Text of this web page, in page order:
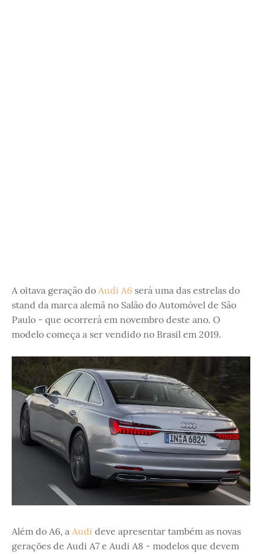
A oitava geração do Audi A6 será uma das estrelas do
stand da marca alemã no Salão do Automóvel de São
Paulo - que ocorrerá em novembro deste ano. O
modelo começa a ser vendido no Brasil em 2019.
Além do A6, a Audi deve apresentar também as novas
gerações de Audi A7 e Audi A8 - modelos que devem